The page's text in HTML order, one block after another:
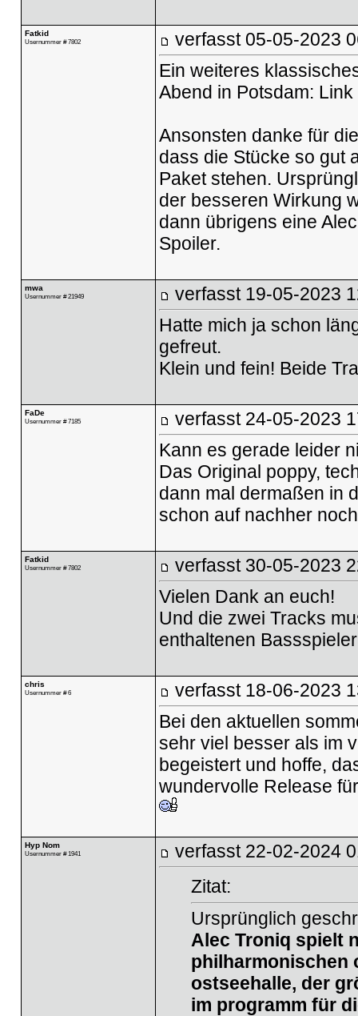
Fatkid
Usernummer # 7802 verfasst 05-05-2023
Ein weiteres
Abend in Potsdam: Link
Ansonsten danke für
dass die Stücke so gut
Paket stehen.
der besseren Wirkung
dann übrigens eine
Spoiler.
mwa
Usernummer # 21949 verfasst 19-05-2023
Hatte mich ja schon
gefreut.
Klein und fein! Beide
FaDe
Usernummer # 7185 verfasst 24-05-2023
Kann es gerade leider
Das Original poppy,
dann mal dermaßen in
schon auf nachher
Fatkid
Usernummer # 7802 verfasst 30-05-2023
Vielen Dank an euch!
Und die zwei Tracks
enthaltenen
chris
Usernummer # 6 verfasst 18-06-2023
Bei den aktuellen
sehr viel besser als im
begeistert und hoffe,
wundervolle Release
Hyp Nom
Usernummer # 1941 verfasst 22-02-2024
Zitat:
Ursprünglich
Alec Troniq spielt
philharmonischen
ostseehalle, der
im programm für